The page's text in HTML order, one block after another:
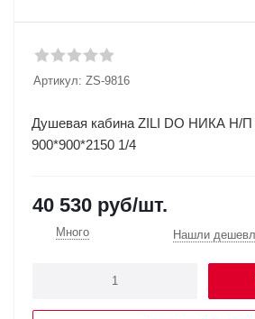
Артикул: ZS-9816
Душевая кабина ZILI DO НИКА Н/П
900*900*2150 1/4
40 530 руб/шт.
Много Нашли